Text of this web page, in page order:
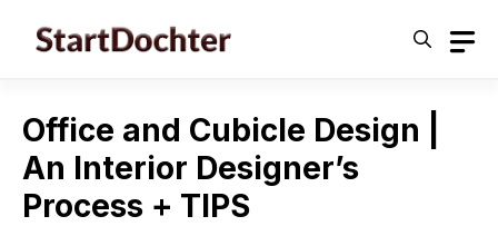
Office and Cubicle Design |
An Interior Designer’s
Process + TIPS